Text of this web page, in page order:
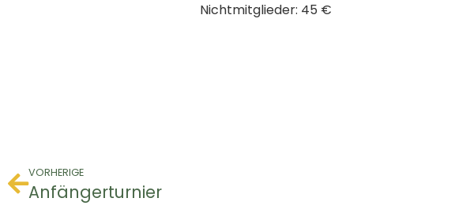
Nichtmitglieder: 45 €
VORHERIGE
Anfängerturnier